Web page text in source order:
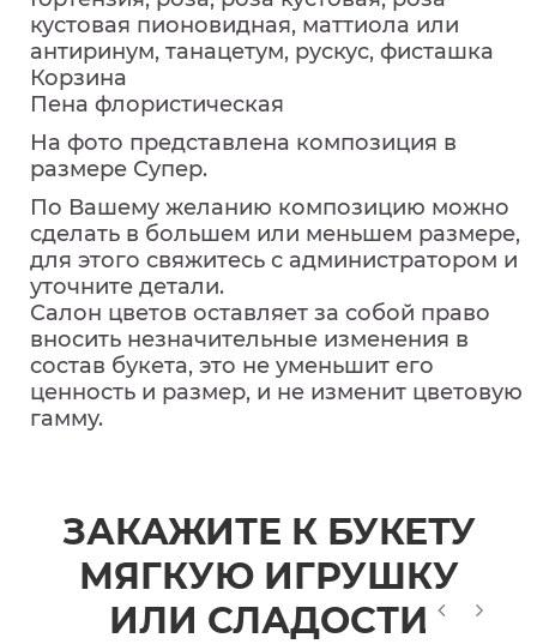
кустовая пионовидная, маттиола или
антиринум, танацетум, рускус, фисташка
Корзина
Пена флористическая
На фото представлена композиция в
размере Супер.
По Вашему желанию композицию можно
сделать в большем или меньшем размере,
для этого свяжитесь с администратором и
уточните детали.
Салон цветов оставляет за собой право
вносить незначительные изменения в
состав букета, это не уменьшит его
ценность и размер, и не изменит цветовую
гамму.
ЗАКАЖИТЕ К БУКЕТУ
МЯГКУЮ ИГРУШКУ
ИЛИ СЛАДОСТИ